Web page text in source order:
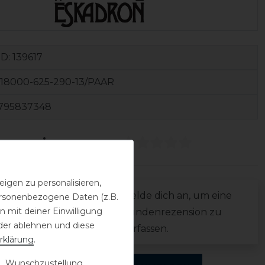
139617
625-290-13/PAAR
(0)
0
0
0
Melde dich an, um eine
Kundenrezension zu
verfassen.
zu personalisieren,
Daten (z.B.
mit deiner Einwilligung
ablehnen und diese
.
Wunschzustellung